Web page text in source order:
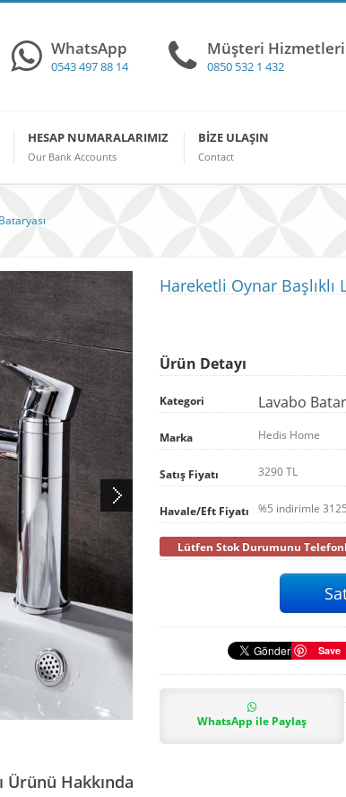
WhatsApp
0543 497 88 14
Müşteri Hizmetleri
0850 532 1 432
HESAP NUMARALARIMIZ
Our Bank Accounts
BIZE ULAŞIN
Contact
Hareketli Oynar Başlıklı
Ürün Detayı
Kategori Lavabo
Marka Hedis Home
Satış Fiyatı 3290 TL
Havale/Eft Fiyatı %5 indirimle
Lütfen Stok Durumunu
Save
WhatsApp ile Paylaş
Ürünü Hakkında